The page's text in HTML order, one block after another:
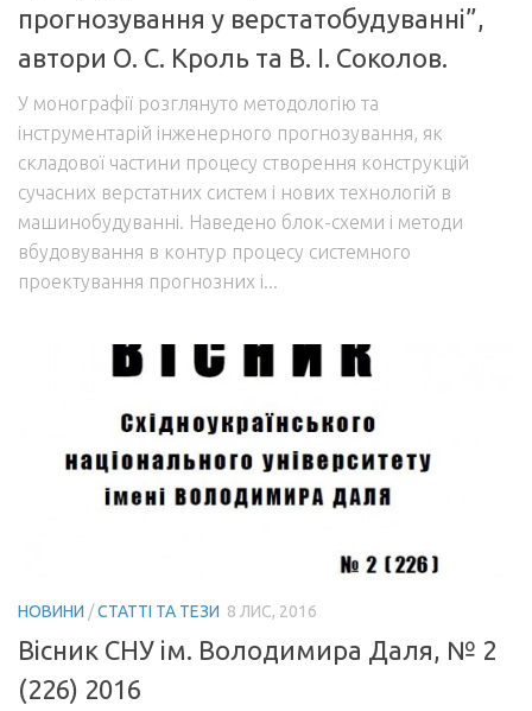
прогнозування у верстатобудуванні”,
автори О. С. Кроль та В. І. Соколов.
У монографії розглянуто методологію та
інструментарій інженерного прогнозування, як
складової частини процесу створення конструкцій
сучасних верстатних систем і нових технологій в
машинобудуванні. Наведено блок-схеми і методи
вбудовування в контур процесу системного
проектування прогнозних і...
НОВИНИ /СТАТТІ ТА ТЕЗИ 8 ЛИС, 2016
Вісник СНУ ім. Володимира Даля, № 2
(226) 2016